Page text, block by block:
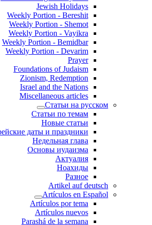
Jewish Holidays
Weekly Portion - Bereshit
Weekly Portion - Shemot
Weekly Portion - Vayikra
Weekly Portion - Bemidbar
Weekly Portion - Devarim
Prayer
Foundations of Judaism
Zionism, Redemption
Israel and the Nations
Miscellaneous articles
Статьи на русском
Статьи по темам
Новые статьи
даты и праздники
Недельная глава
Основы иудаизма
Актуалия
Ноахиды
Разное
Artikel auf deutsch
Artículos en Español
Artículos por tema
Artículos nuevos
Parashá de la semana